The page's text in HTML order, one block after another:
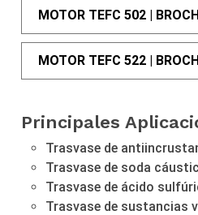
MOTOR TEFC 502 |
MOTOR TEFC 522 |
Principales
Trasvase de
Trasvase de soda
Trasvase de ácido
Trasvase de sustancias